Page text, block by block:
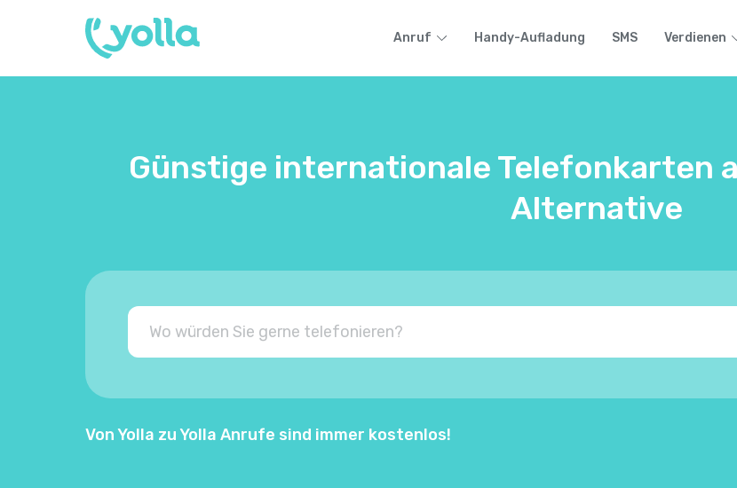
Anruf Handy-Aufladung SMS Verdienen
Günstige internationale Telefonkarten
Alternative
Von Yolla zu Yolla Anrufe sind immer kostenlos!